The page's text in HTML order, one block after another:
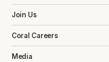
Join Us
Coral Careers
Media